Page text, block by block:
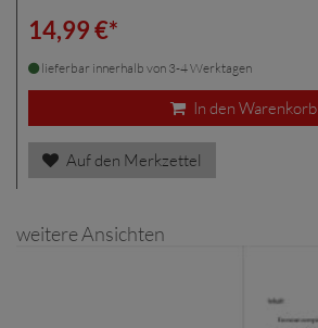
14,99 €*
lieferbar innerhalb von 3-4 Werktagen
In den Warenkorb
Auf den Merkzettel
weitere Ansichten